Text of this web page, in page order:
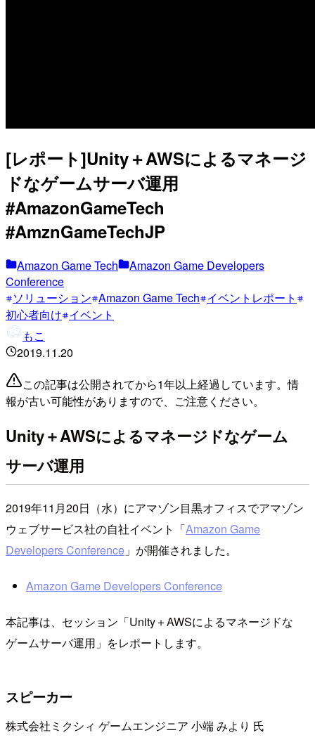
[レポート]Unity＋AWSによるマネージ
ドなゲームサーバ運用
#AmazonGameTech
#AmznGameTechJP
Amazon Game Tech
Amazon Game Developers
Conference
ソリューション Amazon Game Tech イベントレポート
初心者向け イベント
もこ
2019.11.20
この記事は公開されてから1年以上経過しています。情
報が古い可能性がありますので、ご注意ください。
Unity＋AWSによるマネージドなゲーム
サーバ運用
2019年11月20日（水）にアマゾン目黒オフィスでアマゾン
ウェブサービス社の自社イベント「Amazon Game
Developers Conference 」が開催されました。
Amazon Game Developers Conference
本記事は、セッション「Unity＋AWSによるマネージドな
ゲームサーバ運用」をレポートします。
スピーカー
株式会社ミクシィ ゲームエンジニア 小端 みより 氏